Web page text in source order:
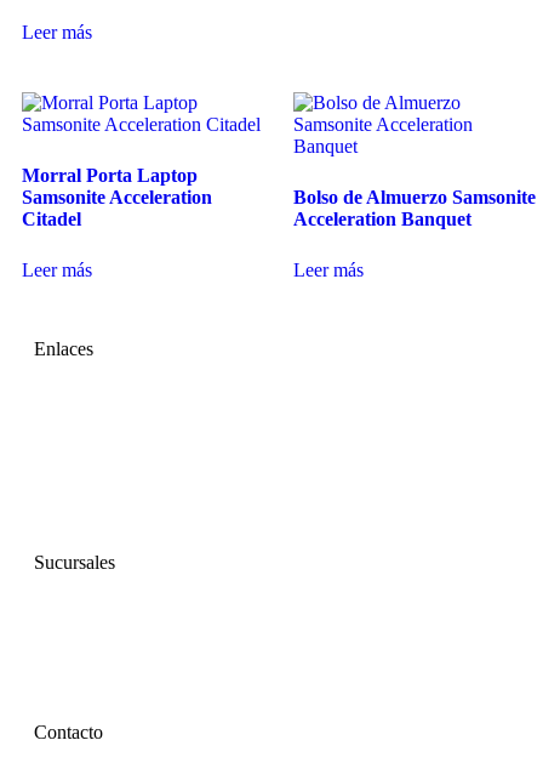
Leer más
Morral Porta Laptop
Samsonite Acceleration
Citadel
Leer más
Bolso de Almuerzo Samsonite
Acceleration Banquet
Leer más
Enlaces
Sucursales
Contacto